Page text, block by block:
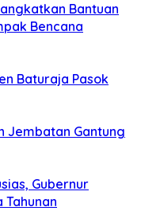
Bantuan
Bencana
Baturaja Pasok
Jembatan Gantung
Gubernur